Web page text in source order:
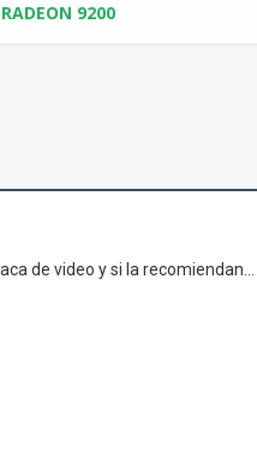
9200
de video y si la